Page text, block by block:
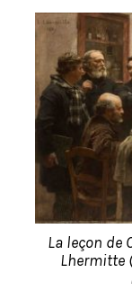
La leçon de
Lhermitte